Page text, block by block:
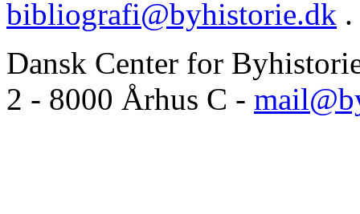
bibliografi@byhistorie.dk .
Dansk Center for
2 - 8000 Århus C -